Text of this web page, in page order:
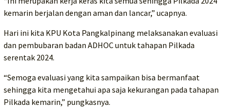
kemarin berjalan dengan aman dan lancar,” ucapnya.
Hari ini kita KPU Kota Pangkalpinang melaksanakan evaluasi
dan pembubaran badan ADHOC untuk tahapan Pilkada
serentak 2024.
“Semoga evaluasi yang kita sampaikan bisa bermanfaat
sehingga kita mengetahui apa saja kekurangan pada tahapan
Pilkada kemarin,” pungkasnya.